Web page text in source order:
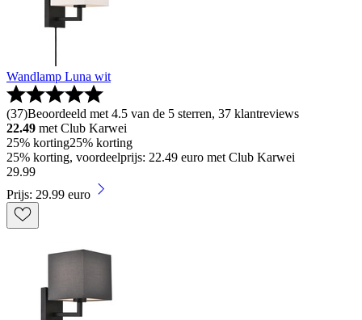
Wandlamp Luna wit
(37)Beoordeeld met 4.5 van de 5 sterren, 37 klantreviews
22.49 met Club Karwei
25% korting25% korting
25% korting, voordeelprijs: 22.49 euro met Club Karwei
29.99
Prijs: 29.99 euro